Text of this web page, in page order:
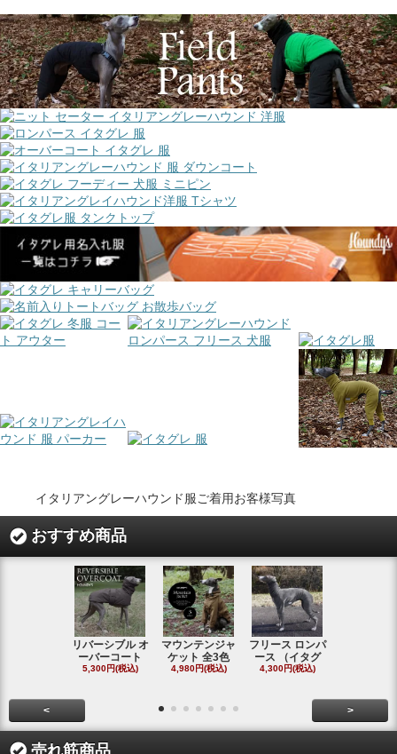
イタリアングレーハウンド服ご着用お客様写真
おすすめ商品
リバーシブル オ
ーバーコート
5,300円(税込)
マウンテンジャ
ケット 全3色
4,980円(税込)
フリース ロンパ
ース （イタグ
4,300円(税込)
< >
売れ筋商品